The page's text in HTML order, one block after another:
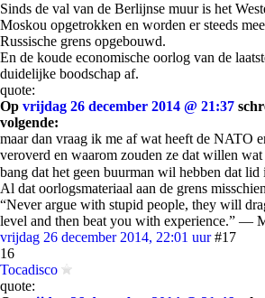
Sinds de val van de Berlijnse muur is het
Moskou opgetrokken en worden er steeds
Russische grens opgebouwd.
En de koude economische oorlog van de
duidelijke boodschap af.
quote:
Op vrijdag 26 december 2014 @ 21:37
volgende:
maar dan vraag ik me af wat heeft de NATO
veroverd en waarom zouden ze dat willen wat
bang dat het geen buurman wil hebben dat
Al dat oorlogsmateriaal aan de grens
“Never argue with stupid people, they will
level and then beat you with experience.” ―
vrijdag 26 december 2014, 22:01 uur #17
16
Tocadisco
quote: